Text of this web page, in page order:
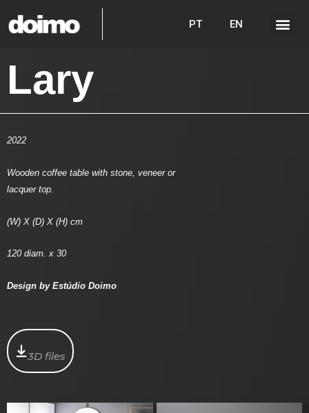
PT EN
Lary
2022
Wooden coffee table with stone, veneer or
lacquer top.
(W) X (D) X (H) cm
120 diam. x 30
Design by Estúdio Doimo
3D files